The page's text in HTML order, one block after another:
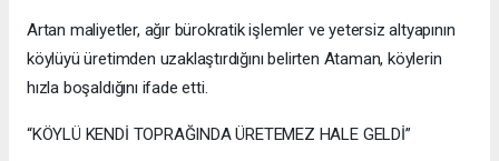
Artan maliyetler, ağır bürokratik işlemler ve yetersiz altyapının
köylüyü üretimden uzaklaştırdığını belirten Ataman, köylerin
hızla boşaldığını ifade etti.
“KÖYLÜ KENDİ TOPRAĞINDA ÜRETEMEZ HALE GELDİ”